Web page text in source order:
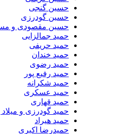
حسین گنجی
حسین گودرزی
حسین مقصودی و
حمید جمالزایی
حمید حریفی
حمید خندان
حمید رضوی
حمید رفیع پور
حمید شکرانه
حمید عسکری
حمید قهاری
حمید گودرزی و میلاد
حمید هیراد
حمیدرضا اکبری